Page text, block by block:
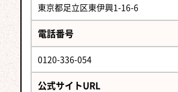
東京都足立区東伊興1-16-6
電話番号
0120-336-054
公式サイトURL